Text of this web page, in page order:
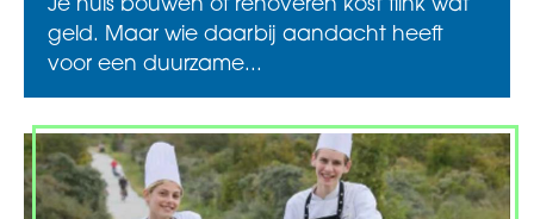
Je huis bouwen of renoveren kost flink wat
geld. Maar wie daarbij aandacht heeft
voor een duurzame...